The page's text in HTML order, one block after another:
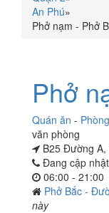
An Phú»
Phở nạm - Phở
Phở
Quán ăn -
văn phòng
B25 Đường A,
Đang cập nhật
06:00 - 21:00
Phở Bắc -
này